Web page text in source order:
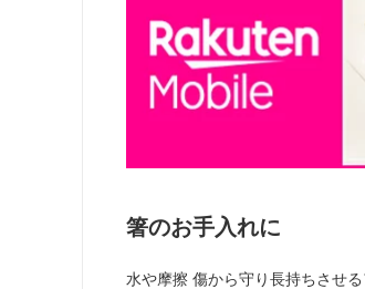
箸のお手入れに
水や摩擦 傷から守り長持ちさせ